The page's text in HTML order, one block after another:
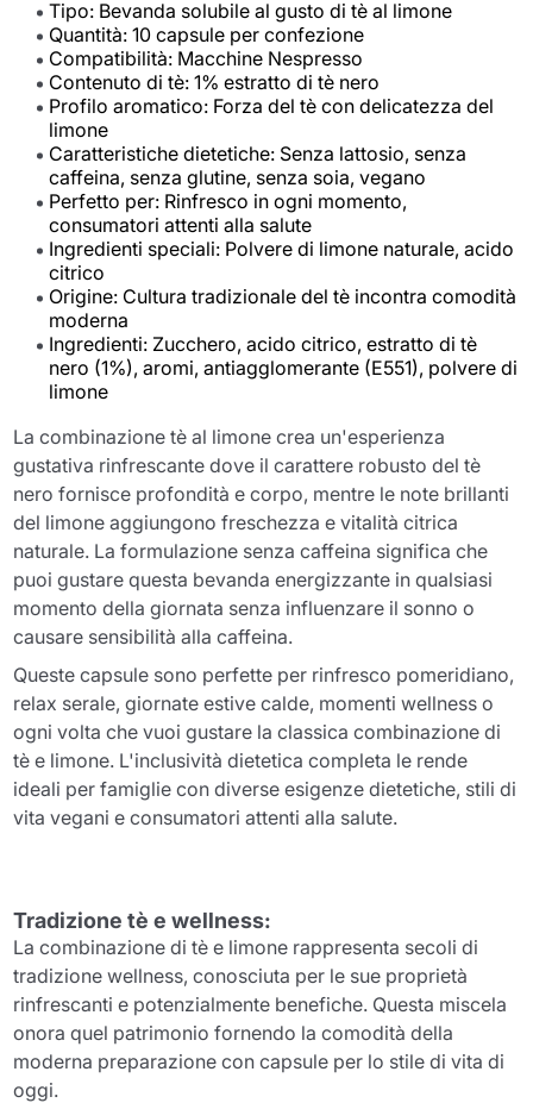
Tipo: Bevanda solubile al gusto di tè al limone
Quantità: 10 capsule per confezione
Compatibilità: Macchine Nespresso
Contenuto di tè: 1% estratto di tè nero
Profilo aromatico: Forza del tè con delicatezza del
limone
Caratteristiche dietetiche: Senza lattosio, senza
caffeina, senza glutine, senza soia, vegano
Perfetto per: Rinfresco in ogni momento,
consumatori attenti alla salute
Ingredienti speciali: Polvere di limone naturale, acido
citrico
Origine: Cultura tradizionale del tè incontra comodità
moderna
Ingredienti: Zucchero, acido citrico, estratto di tè
nero (1%), aromi, antiagglomerante (E551), polvere di
limone
La combinazione tè al limone crea un'esperienza
gustativa rinfrescante dove il carattere robusto del tè
nero fornisce profondità e corpo, mentre le note brillanti
del limone aggiungono freschezza e vitalità citrica
naturale. La formulazione senza caffeina significa che
puoi gustare questa bevanda energizzante in qualsiasi
momento della giornata senza influenzare il sonno o
causare sensibilità alla caffeina.
Queste capsule sono perfette per rinfresco pomeridiano,
relax serale, giornate estive calde, momenti wellness o
ogni volta che vuoi gustare la classica combinazione di
tè e limone. L'inclusività dietetica completa le rende
ideali per famiglie con diverse esigenze dietetiche, stili di
vita vegani e consumatori attenti alla salute.
Tradizione tè e wellness:
La combinazione di tè e limone rappresenta secoli di
tradizione wellness, conosciuta per le sue proprietà
rinfrescanti e potenzialmente benefiche. Questa miscela
onora quel patrimonio fornendo la comodità della
moderna preparazione con capsule per lo stile di vita di
oggi.